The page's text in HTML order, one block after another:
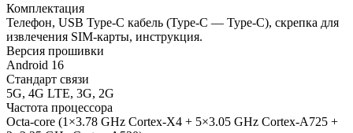
Комплектация
Телефон, USB Type-C кабель (Type-C — Type-C), скрепка для
извлечения SIM-карты, инструкция.
Версия прошивки
Android 16
Стандарт связи
5G, 4G LTE, 3G, 2G
Частота процессора
Octa-core (1×3.78 GHz Cortex-X4 + 5×3.05 GHz Cortex-A725 +